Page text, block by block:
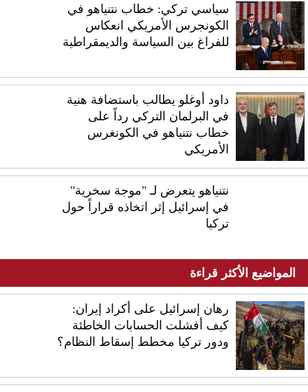
سياسي تركي: خطاب نتنياهو في
الكونجرس الأمريكي انعكاس
للفراغ بين السياسة والديمقراطية
داود أوغلو يطالب باستضافة هنية
في البرلمان التركي رداً على
خطاب نتنياهو في الكونغرس
الأمريكي
نتنياهو يتعرض لـ "موجة سخرية"
في إسرائيل إثر اتخاذه قراراً حول
تركيا
المواضيع الأكثر قراءة
رهان إسرائيل على أكراد إيران:
كيف أفشلت الحسابات الخاطئة
ودور تركيا مخطط إسقاط النظام؟